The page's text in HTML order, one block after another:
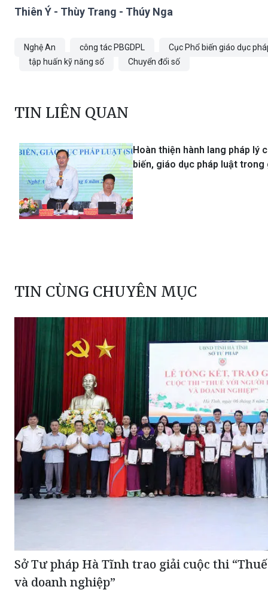
Thiên Ý - Thùy Trang - Thúy Nga
Nghệ An công tác PBGDPL
Cục Phổ biến giáo dục
tập huấn kỹ năng số
Chuyển đổi số
TIN LIÊN QUAN
Hoàn thiện hành lang pháp lý
biến, giáo dục pháp luật trong
TIN CÙNG CHUYÊN MỤC
Sở Tư pháp Hà Tĩnh trao giải cuộc thi
và doanh nghiệp”